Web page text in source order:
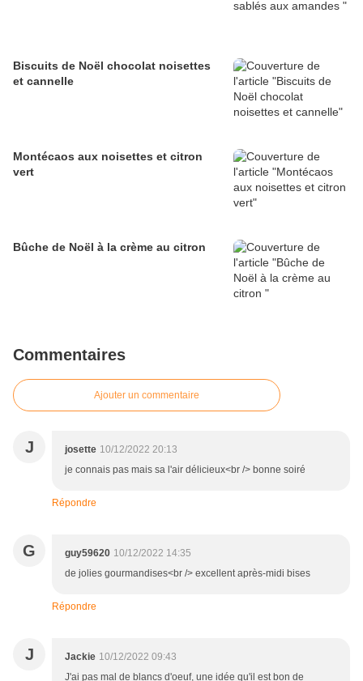
Biscuits de Noël chocolat noisettes
et cannelle
Montécaos aux noisettes et citron
vert
Bûche de Noël à la crème au citron
Commentaires
Ajouter un commentaire
J josette 10/12/2022 20:13
je connais pas mais sa l'air délicieux<br /> bonne soiré
Répondre
G guy59620 10/12/2022 14:35
de jolies gourmandises<br /> excellent après-midi bises
Répondre
J Jackie 10/12/2022 09:43
J'ai pas mal de blancs d'oeuf, une idée qu'il est bon de